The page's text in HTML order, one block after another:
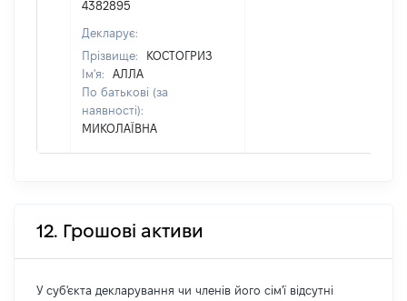
4382895
Декларує:
Прізвище:
КОСТОГРИЗ
Ім'я:
АЛЛА
По батькові (за
наявності):
МИКОЛАЇВНА
12. Грошові активи
У суб'єкта декларування чи членів його сім'ї відсутні